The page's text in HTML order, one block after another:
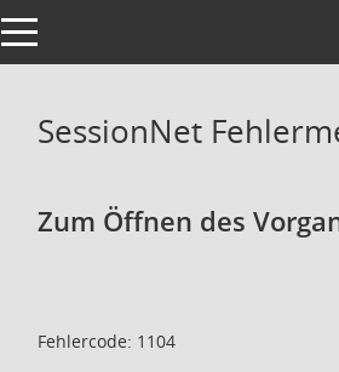
Toggle navigation
SessionNet
Zum Öffnen des
Fehlercode: 1104